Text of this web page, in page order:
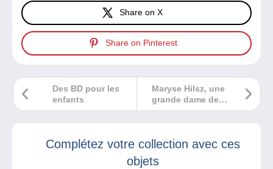
Share on X
Share on Pinterest
Maryse Hilsz, une
grande dame de
l’aérophilatélie
Des BD pour les
enfants
Complétez votre collection avec ces
objets